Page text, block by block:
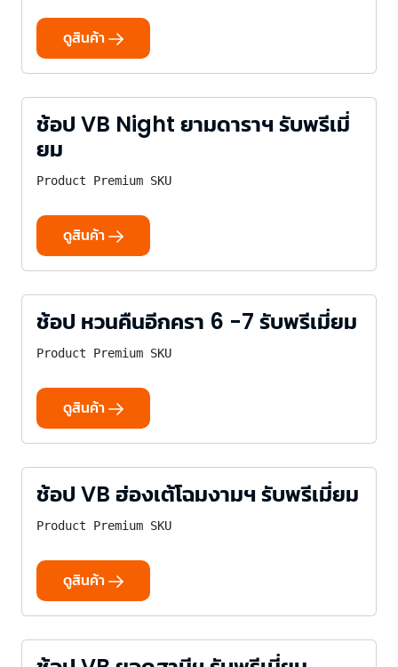
ดูสินค้า
ช้อป VB Night ยามดาราฯ รับพรีเมี่
ยม
Product Premium SKU
ดูสินค้า
ช้อป หวนคืนอีกครา 6 -7 รับพรีเมี่ยม
Product Premium SKU
ดูสินค้า
ช้อป VB ฮ่องเต้โฉมงามฯ รับพรีเมี่ยม
Product Premium SKU
ดูสินค้า